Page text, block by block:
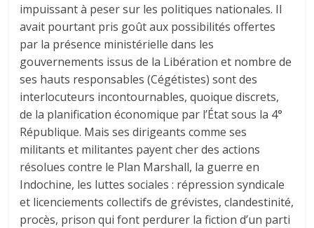
impuissant à peser sur les politiques nationales. Il
avait pourtant pris goût aux possibilités offertes
par la présence ministérielle dans les
gouvernements issus de la Libération et nombre de
ses hauts responsables (Cégétistes) sont des
interlocuteurs incontournables, quoique discrets,
de la planification économique par l’État sous la 4°
République. Mais ses dirigeants comme ses
militants et militantes payent cher des actions
résolues contre le Plan Marshall, la guerre en
Indochine, les luttes sociales : répression syndicale
et licenciements collectifs de grévistes, clandestinité,
procès, prison qui font perdurer la fiction d’un parti